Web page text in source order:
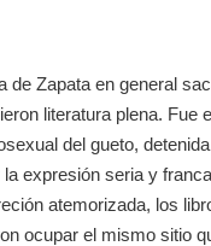
de Zapata en general
literatura plena. Fue
del gueto,
expresión seria y
atemorizada, los
ocupar el mismo sitio